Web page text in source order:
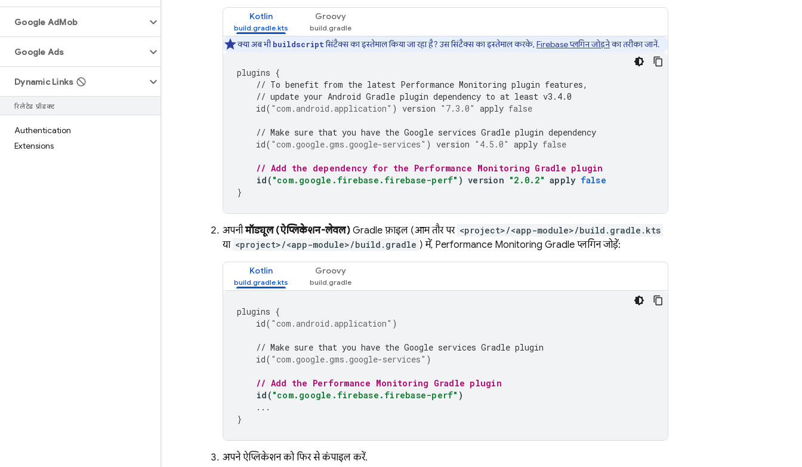
Google AdMob
Google Ads
Dynamic Links
रिलेटेड प्रॉडक्ट
Authentication
Extensions
Kotlin Groovy
क्या अब भीbuildscriptसिंटैक्स का इस्तेमाल किया जा रहा है? उस सिंटैक्स का इस्तेमाल करके, Firebase प्लगिन जोड़नेका तरीका जानें.
plugins {
// To benefit from the latest Performance Monitoring plugin features,
// update your Android Gradle plugin dependency to at least v3.4.0
id( "com.android.application" ) version "7.3.0" apply false
// Make sure that you have the Google services Gradle plugin dependency
id( "com.google.gms.google-services" ) version "4.5.0" apply false
// Add the dependency for the Performance Monitoring Gradle plugin
id ( "com.google.firebase.firebase-perf" ) version "2.0.2" apply false
}
अपनीमॉड्यूल (ऐप्लिकेशन-लेवल)Gradle फ़ाइल (आम तौर पर <project>/<app-module>/build.gradle.kts
या <project>/<app-module>/build.gradle ) में, Performance Monitoring Gradle प्लगिन जोड़ें:
Kotlin Groovy
plugins {
id( "com.android.application" )
// Make sure that you have the Google services Gradle plugin
id( "com.google.gms.google-services" )
// Add the Performance Monitoring Gradle plugin
id ( "com.google.firebase.firebase-perf" )
...
}
अपने ऐप्लिकेशन को फिर से कंपाइल करें.